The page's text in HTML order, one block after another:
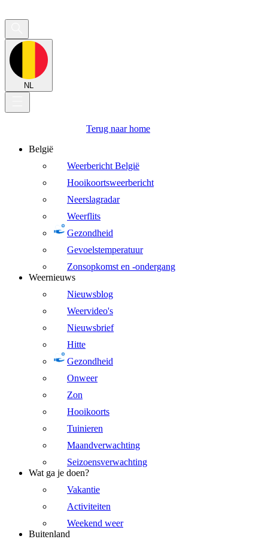
NL
Terug naar home
België
Weerbericht België
Hooikoortsweerbericht
Neerslagradar
Weerflits
Gezondheid
Gevoelstemperatuur
Zonsopkomst en -ondergang
Weernieuws
Nieuwsblog
Weervideo's
Nieuwsbrief
Hitte
Gezondheid
Onweer
Zon
Hooikoorts
Tuinieren
Maandverwachting
Seizoensverwachting
Wat ga je doen?
Vakantie
Activiteiten
Weekend weer
Buitenland